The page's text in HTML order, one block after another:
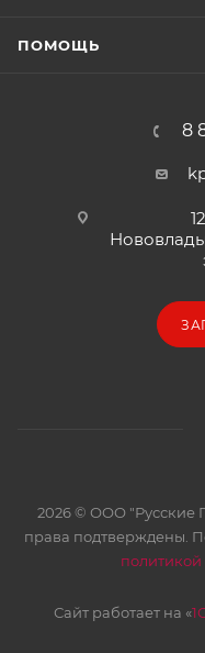
ПОМОЩЬ
8
2026 © ООО "Русские
права подтверждены.
Сайт работает на «